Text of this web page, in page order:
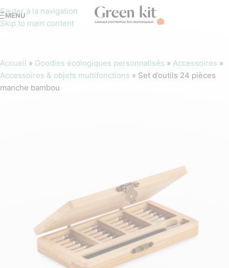
Sauter à la navigation
Skip to main content
MENU
Accueil » Goodies écologiques personnalisés » Accessoires »
Accessoires & objets multifonctions » Set d’outils 24 pièces
manche bambou